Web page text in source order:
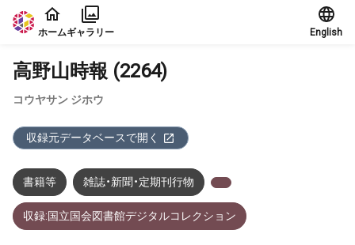
本文に飛ぶ
ホームギャラリー English
高野山時報 (2264)
コウヤサン ジホウ
収録元データベースで開く
書籍等 雑誌・新聞・定期刊行物
収録:国立国会図書館デジタルコレクション